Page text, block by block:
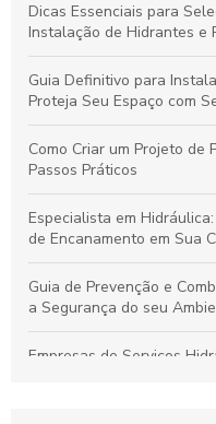
Dicas Essenciais para
Instalação de Hidrantes e
Guia Definitivo para
Proteja Seu Espaço com
Como Criar um Projeto de
Passos Práticos
Especialista em
de Encanamento em Sua
Guia de Prevenção e
a Segurança do seu
Empresas de Serviços